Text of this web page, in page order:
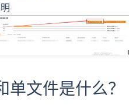
单文件是什么？